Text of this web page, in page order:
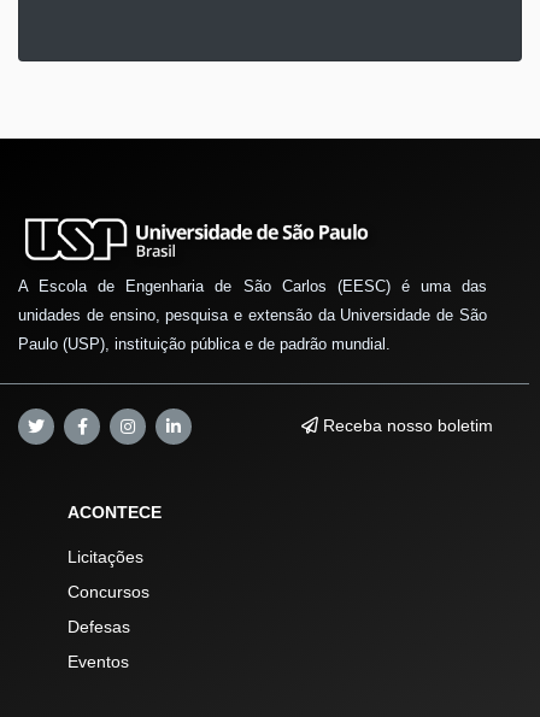
A Escola de Engenharia de São Carlos (EESC) é uma das
unidades de ensino, pesquisa e extensão da Universidade de São
Paulo (USP), instituição pública e de padrão mundial.
Receba nosso boletim
ACONTECE
Licitações
Concursos
Defesas
Eventos